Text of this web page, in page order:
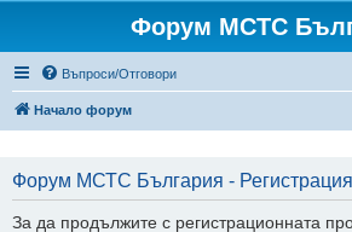
Форум МСТС
Въпроси/Отговори
Начало форум
Форум МСТС България - Регистрация
За да продължите с регистрационната